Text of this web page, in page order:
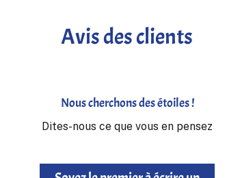
Avis des clients
Nous cherchons des étoiles !
Dites-nous ce que vous en pensez